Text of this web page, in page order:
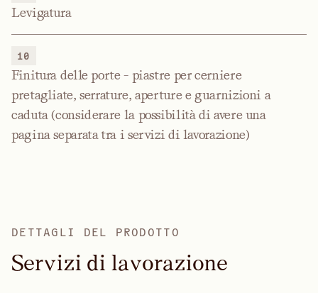
Levigatura
10
Finitura delle porte - piastre per cerniere
pretagliate, serrature, aperture e guarnizioni a
caduta (considerare la possibilità di avere una
pagina separata tra i servizi di lavorazione)
DETTAGLI DEL PRODOTTO
Servizi di lavorazione